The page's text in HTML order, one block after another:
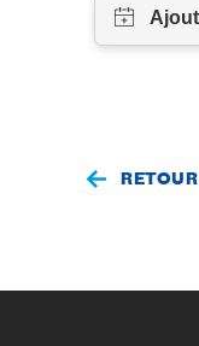
RETOUR